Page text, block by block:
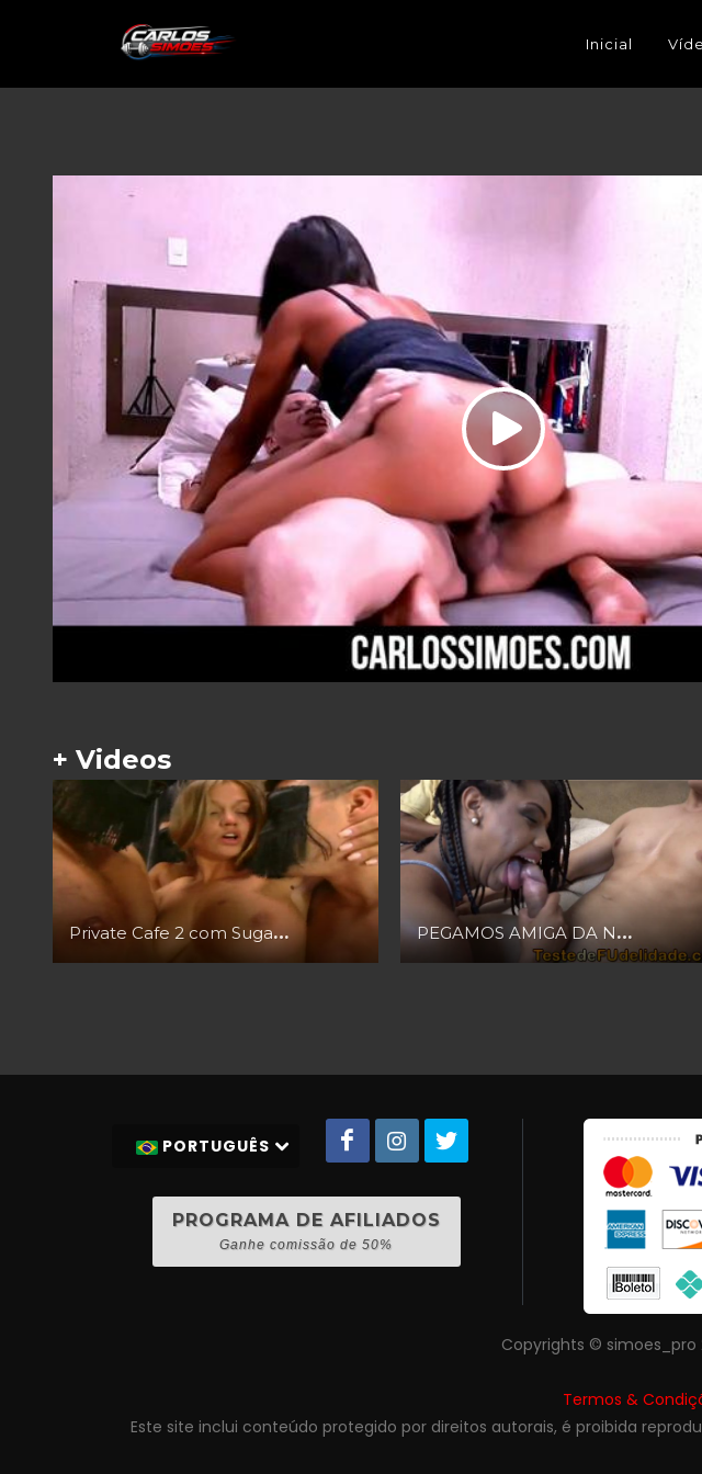
Inicial
+ Videos
Private Cafe 2 com Sugar Babe, Sophie Evans PEGAMOS AMIGA DA NOSSA MULHER MORENA SAFADA
PORTUGUÊS
PROGRAMA DE AFILIADOS
Ganhe comissão de 50%
Copyrights © simoes_pro
Termos &
Este site inclui conteúdo protegido por direitos autorais, é proibida